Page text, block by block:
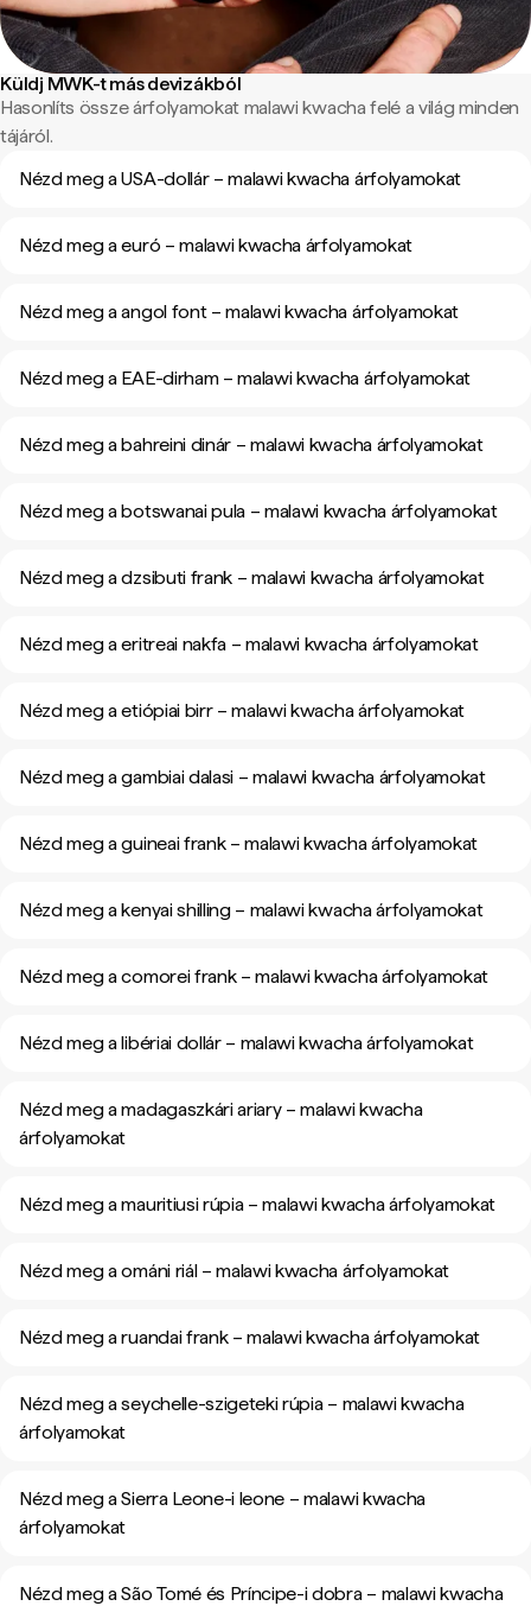
Küldj MWK-t más devizákból
Hasonlíts össze árfolyamokat malawi kwacha felé a világ minden
tájáról.
Nézd meg a USA-dollár – malawi kwacha árfolyamokat
Nézd meg a euró – malawi kwacha árfolyamokat
Nézd meg a angol font – malawi kwacha árfolyamokat
Nézd meg a EAE-dirham – malawi kwacha árfolyamokat
Nézd meg a bahreini dinár – malawi kwacha árfolyamokat
Nézd meg a botswanai pula – malawi kwacha árfolyamokat
Nézd meg a dzsibuti frank – malawi kwacha árfolyamokat
Nézd meg a eritreai nakfa – malawi kwacha árfolyamokat
Nézd meg a etiópiai birr – malawi kwacha árfolyamokat
Nézd meg a gambiai dalasi – malawi kwacha árfolyamokat
Nézd meg a guineai frank – malawi kwacha árfolyamokat
Nézd meg a kenyai shilling – malawi kwacha árfolyamokat
Nézd meg a comorei frank – malawi kwacha árfolyamokat
Nézd meg a libériai dollár – malawi kwacha árfolyamokat
Nézd meg a madagaszkári ariary – malawi kwacha
árfolyamokat
Nézd meg a mauritiusi rúpia – malawi kwacha árfolyamokat
Nézd meg a ománi riál – malawi kwacha árfolyamokat
Nézd meg a ruandai frank – malawi kwacha árfolyamokat
Nézd meg a seychelle-szigeteki rúpia – malawi kwacha
árfolyamokat
Nézd meg a Sierra Leone-i leone – malawi kwacha
árfolyamokat
Nézd meg a São Tomé és Príncipe-i dobra – malawi kwacha